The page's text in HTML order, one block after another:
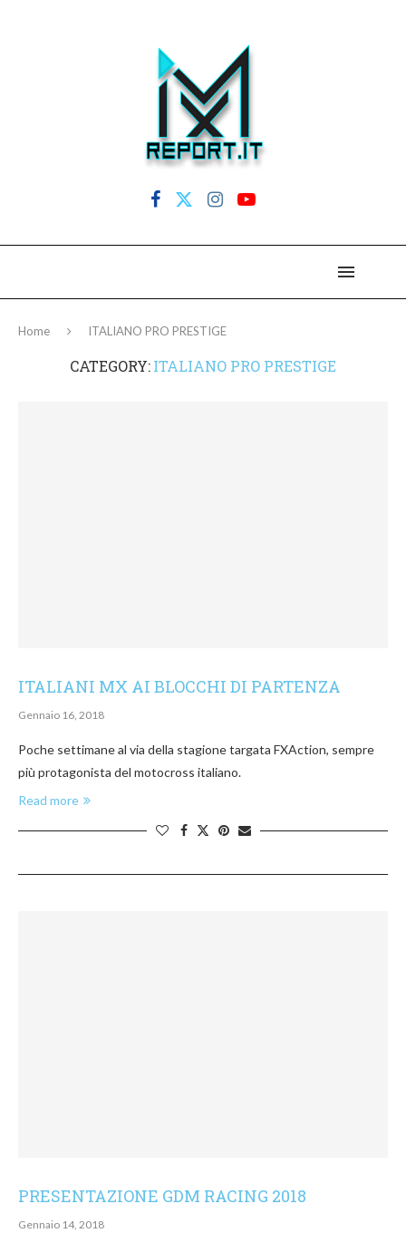
Home ITALIANO PRO PRESTIGE
CATEGORY:ITALIANO PRO PRESTIGE
ITALIANI MX AI BLOCCHI DI PARTENZA
Gennaio 16, 2018
Poche settimane al via della stagione targata FXAction, sempre
più protagonista del motocross italiano.
Read more
PRESENTAZIONE GDM RACING 2018
Gennaio 14, 2018